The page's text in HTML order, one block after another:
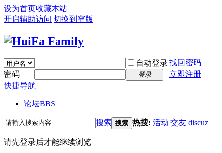
设为首页收藏本站
开启辅助访问 切换到窄版
自动登录 找回密码
密码
登录
立即注册
快捷导航
论坛BBS
搜索 搜索 热搜: 活动 交友 discuz
请先登录后才能继续浏览